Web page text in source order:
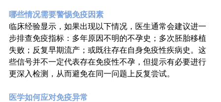
哪些情况需要警惕免疫因素
临床经验显示，如果出现以下情况，医生通常会建议进一
步排查免疫指标：多年原因不明的不孕史；多次胚胎移植
失败；反复早期流产；或既往存在自身免疫性疾病史。这
些信号并不一定代表存在免疫性不孕，但提示有必要进行
更深入检测，从而避免在同一问题上反复尝试。
医学如何应对免疫异常